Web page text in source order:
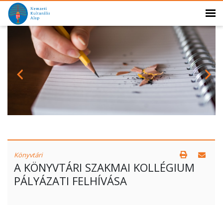
Könyvtári
A KÖNYVTÁRI SZAKMAI KOLLÉGIUM
PÁLYÁZATI FELHÍVÁSA